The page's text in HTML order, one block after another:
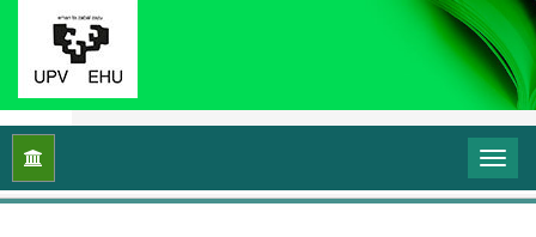
Inicio Vol. 7 Núm. 1 (2019): Investigación en danza